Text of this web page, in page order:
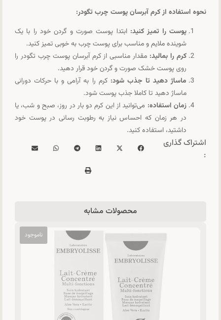
نحوه استفاده از کرم آبرسان پوست چرب تگودر:
پوست را تمیز کنید: ابتدا پوست صورت و گردن خود را با یک
شوینده ملایم و مناسب برای پوست چرب به خوبی تمیز کنید.
کرم را بمالید: مقدار مناسبی از کرم آبرسان پوست چرب تگودر را
روی پوست خشک صورت و گردن خود قرار دهید.
ماساژ دهید تا جذب شود: کرم را به آرامی و با حرکات دورانی
ماساژ دهید تا کاملا جذب پوست شود.
زمان استفاده: می‌توانید از این کرم دو بار در روز، صبح و شب، یا
در هر زمان که احساس نیاز به رطوبت رسانی در پوست خود
داشتید، استفاده کنید.
اشتراک گذاری
:
محصولات مشابه